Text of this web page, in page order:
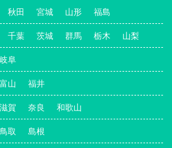
秋田 宮城 山形 福島
千葉 茨城 群馬 栃木 山梨
岐阜
富山 福井
滋賀 奈良 和歌山
鳥取 島根